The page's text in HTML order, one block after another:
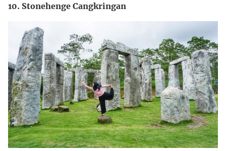
10. Stonehenge Cangkringan